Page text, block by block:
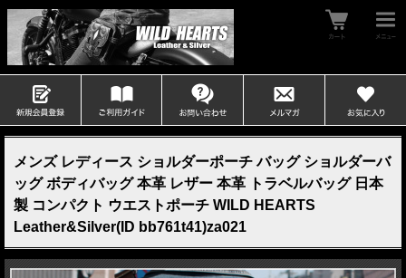
メンズ レディース ショルダーポーチ バッグ ショルダーバ
ッグ ボディバッグ 本革 レザー 本革 トラベルバッグ 日本
製 コンパクト ウエストポーチ WILD HEARTS
Leather&Silver(ID bb761t41)za021